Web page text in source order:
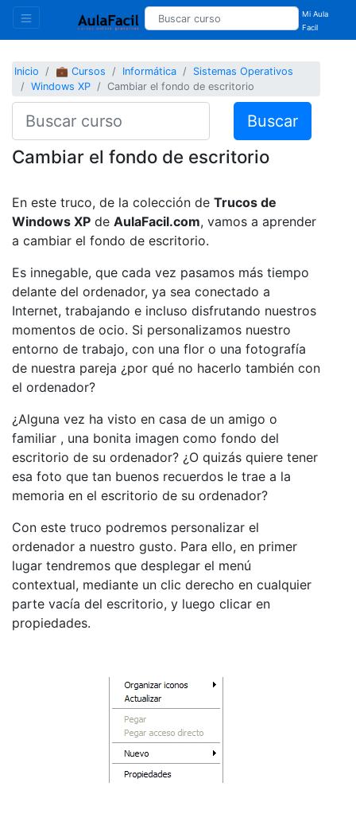
Mi Aula
Facil
Inicio 💼 Cursos Informática
Sistemas Operativos
Windows XP
Cambiar el fondo de escritorio
Buscar
Cambiar el fondo de escritorio
En este truco, de la colección de Trucos de
Windows XP de AulaFacil.com, vamos a aprender
a cambiar el fondo de escritorio.
Es innegable, que cada vez pasamos más tiempo
delante del ordenador, ya sea conectado a
Internet, trabajando e incluso disfrutando nuestros
momentos de ocio. Si personalizamos nuestro
entorno de trabajo, con una flor o una fotografía
de nuestra pareja ¿por qué no hacerlo también con
el ordenador?
¿Alguna vez ha visto en casa de un amigo o
familiar , una bonita imagen como fondo del
escritorio de su ordenador? ¿O quizás quiere tener
esa foto que tan buenos recuerdos le trae a la
memoria en el escritorio de su ordenador?
Con este truco podremos personalizar el
ordenador a nuestro gusto. Para ello, en primer
lugar tendremos que desplegar el menú
contextual, mediante un clic derecho en cualquier
parte vacía del escritorio, y luego clicar en
propiedades.